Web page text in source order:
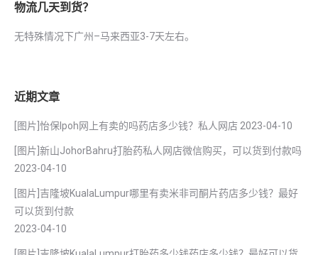
物流几天到货？
无特殊情况下广州–马来西亚3-7天左右。
近期文章
[图片]怡保lpoh网上有卖的吗药店多少钱？私人网店 2023-04-10
[图片]新山JohorBahru打胎药私人网店微信购买，可以货到付款吗
2023-04-10
[图片]吉隆坡KualaLumpur哪里有卖米非司酮片药店多少钱？最好
可以货到付款
2023-04-10